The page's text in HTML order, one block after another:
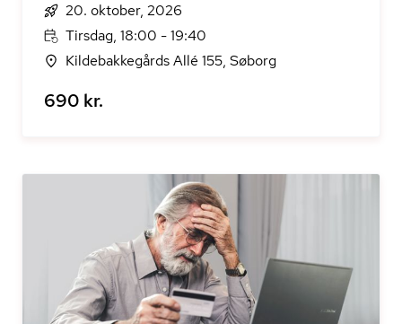
20. oktober, 2026
Tirsdag, 18:00 - 19:40
Kildebakkegårds Allé 155, Søborg
690 kr.